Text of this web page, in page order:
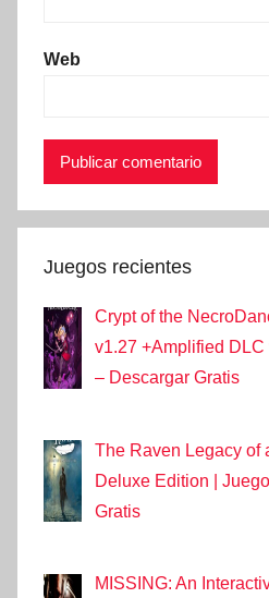
Web
Juegos recientes
Crypt of the
v1.27 +Amplified
– Descargar Gratis
The Raven Legacy of
Deluxe Edition |
Gratis
MISSING: An